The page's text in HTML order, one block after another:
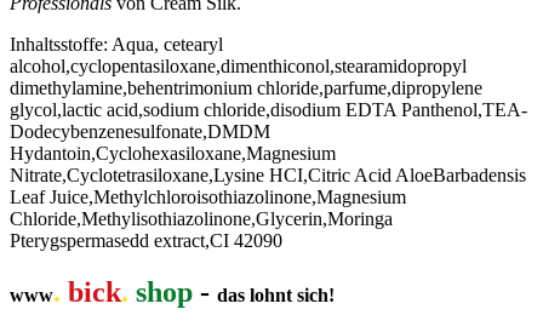
Inhaltsstoffe: Aqua, cetearyl
alcohol,cyclopentasiloxane,dimenthiconol,stearamidopropyl
dimethylamine,behentrimonium chloride,parfume,dipropylene
glycol,lactic acid,sodium chloride,disodium EDTA Panthenol,TEA-
Dodecybenzenesulfonate,DMDM
Hydantoin,Cyclohexasiloxane,Magnesium
Nitrate,Cyclotetrasiloxane,Lysine HCI,Citric Acid AloeBarbadensis
Leaf Juice,Methylchloroisothiazolinone,Magnesium
Chloride,Methylisothiazolinone,Glycerin,Moringa
Pterygspermasedd extract,CI 42090
www. bick. shop - das lohnt sich!